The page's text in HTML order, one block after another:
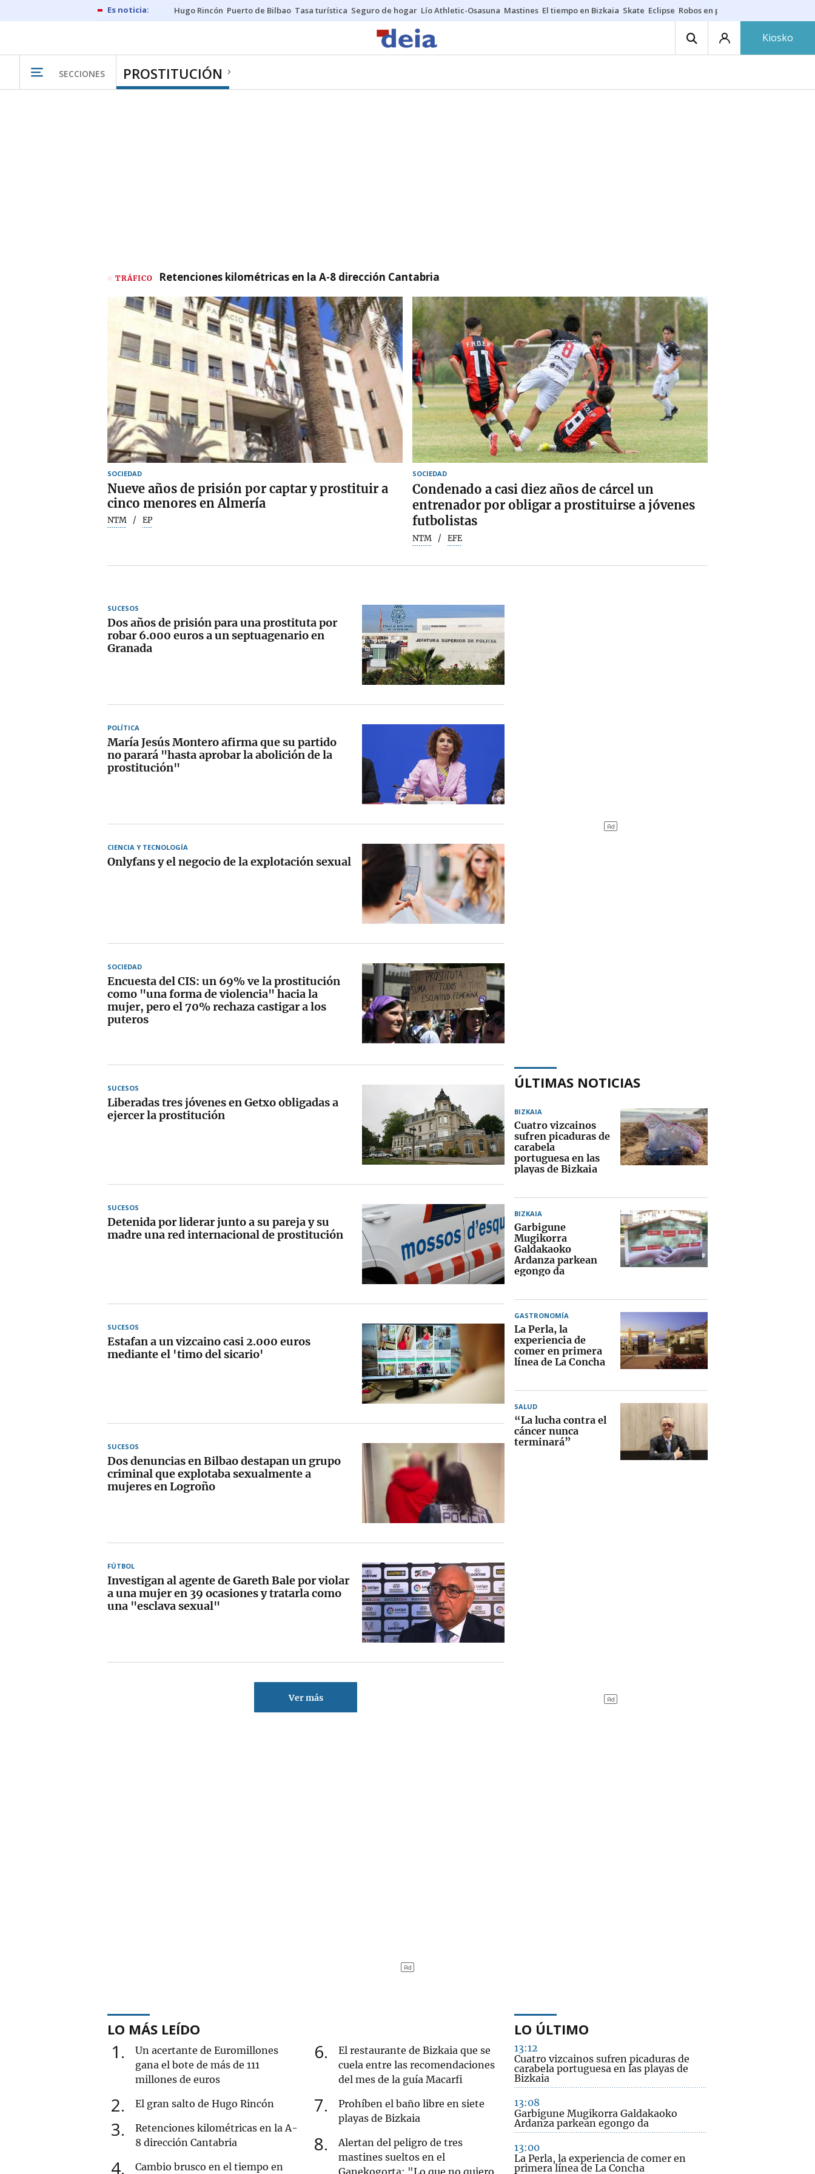
Hugo Rincón Puerto de Bilbao Tasa turística Seguro de hogar Lío Athletic-Osasuna Mastines El tiempo en Bizkaia Skate Eclipse Robos en playas
Kiosko
SECCIONES PROSTITUCIÓN
TRÁFICO Retenciones kilométricas en la A-8 dirección Cantabria
SOCIEDAD
Nueve años de prisión por captar y prostituir a
cinco menores en Almería
NTM EP
SOCIEDAD
Condenado a casi diez años de cárcel un
entrenador por obligar a prostituirse a jóvenes
futbolistas
NTM EFE
SUCESOS
Dos años de prisión para una prostituta por
robar 6.000 euros a un septuagenario en
Granada
POLÍTICA
María Jesús Montero afirma que su partido
no parará "hasta aprobar la abolición de la
prostitución"
CIENCIA Y TECNOLOGÍA
Onlyfans y el negocio de la explotación sexual
SOCIEDAD
Encuesta del CIS: un 69% ve la prostitución
como "una forma de violencia" hacia la
mujer, pero el 70% rechaza castigar a los
puteros
SUCESOS
Liberadas tres jóvenes en Getxo obligadas a
ejercer la prostitución
SUCESOS
Detenida por liderar junto a su pareja y su
madre una red internacional de prostitución
SUCESOS
Estafan a un vizcaino casi 2.000 euros
mediante el 'timo del sicario'
SUCESOS
Dos denuncias en Bilbao destapan un grupo
criminal que explotaba sexualmente a
mujeres en Logroño
FÚTBOL
Investigan al agente de Gareth Bale por violar
a una mujer en 39 ocasiones y tratarla como
una "esclava sexual"
Ver más
ÚLTIMAS NOTICIAS
BIZKAIA
Cuatro vizcainos
sufren picaduras de
carabela
portuguesa en las
playas de Bizkaia
BIZKAIA
Garbigune
Mugikorra
Galdakaoko
Ardanza parkean
egongo da
GASTRONOMÍA
La Perla, la
experiencia de
comer en primera
línea de La Concha
SALUD
“La lucha contra el
cáncer nunca
terminará”
LO MÁS LEÍDO
1
Un acertante de Euromillones
gana el bote de más de 111
millones de euros
2 El gran salto de Hugo Rincón
3
Retenciones kilométricas en la A-
8 dirección Cantabria
4 Cambio brusco en el tiempo en
6
El restaurante de Bizkaia que se
cuela entre las recomendaciones
del mes de la guía Macarfi
7
Prohíben el baño libre en siete
playas de Bizkaia
8
Alertan del peligro de tres
mastines sueltos en el
Ganekogorta: "Lo que no quiero
LO ÚLTIMO
13:12
Cuatro vizcainos sufren picaduras de
carabela portuguesa en las playas de
Bizkaia
13:08
Garbigune Mugikorra Galdakaoko
Ardanza parkean egongo da
13:00
La Perla, la experiencia de comer en
primera línea de La Concha